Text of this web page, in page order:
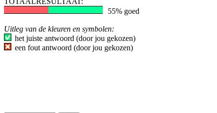
55% goed
Uitleg van de kleuren en symbolen:
het juiste antwoord (door jou gekozen)
een fout antwoord (door jou gekozen)